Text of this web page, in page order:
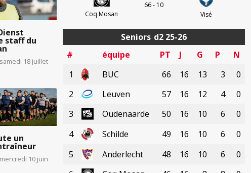
staff du
18 juillet
un
10 juin
Coq Mosan
66 - 10
Visé
Seniors d2 25-26
#
équipe PT J G P
N
1
BUC 66 16 13 3
0
2
Leuven 57 16 12 4
0
3
Oudenaarde 50 16 10 6
0
4
Schilde 49 16 10 6
0
5
Anderlecht 48 16 10 6
0